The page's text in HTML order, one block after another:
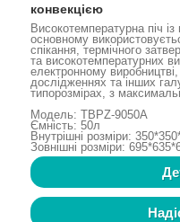
конвекцією
Високотемпературна піч
основному
спікання, термічного
та високотемпературних
електронному
дослідженнях та інших
типорозмірах, з
Модель: TBPZ-9050A
Ємність: 50л
Внутрішні розміри:
Зовнішні розміри: